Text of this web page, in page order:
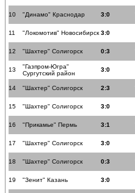
10 "Динамо" Краснодар 3:0
11 "Локомотив" Новосибирск 3:0
12 "Шахтер" Солигорск 0:3
13
"Газпром-Югра"
Сургутский район
3:0
14 "Шахтер" Солигорск 2:3
15 "Шахтер" Солигорск 3:0
16 "Прикамье" Пермь 3:1
17 "Шахтер" Солигорск 3:0
18 "Шахтер" Солигорск 0:3
19 "Зенит" Казань 3:0